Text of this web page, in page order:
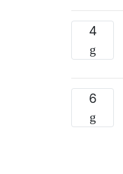
4
6